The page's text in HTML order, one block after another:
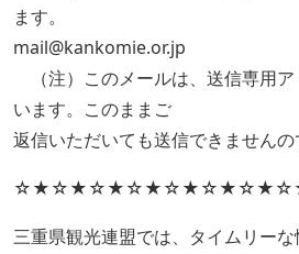
ます。
mail@kankomie.or.jp
（注）このメールは、送信専用
います。このままご
返信いただいても送信できませんの
三重県観光連盟では、タイムリー